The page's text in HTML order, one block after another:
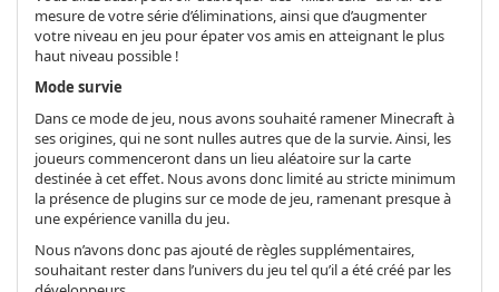
mesure de votre série d’éliminations, ainsi que d’augmenter
votre niveau en jeu pour épater vos amis en atteignant le plus
haut niveau possible !
Mode survie
Dans ce mode de jeu, nous avons souhaité ramener Minecraft à
ses origines, qui ne sont nulles autres que de la survie. Ainsi, les
joueurs commenceront dans un lieu aléatoire sur la carte
destinée à cet effet. Nous avons donc limité au stricte minimum
la présence de plugins sur ce mode de jeu, ramenant presque à
une expérience vanilla du jeu.
Nous n’avons donc pas ajouté de règles supplémentaires,
souhaitant rester dans l’univers du jeu tel qu’il a été créé par les